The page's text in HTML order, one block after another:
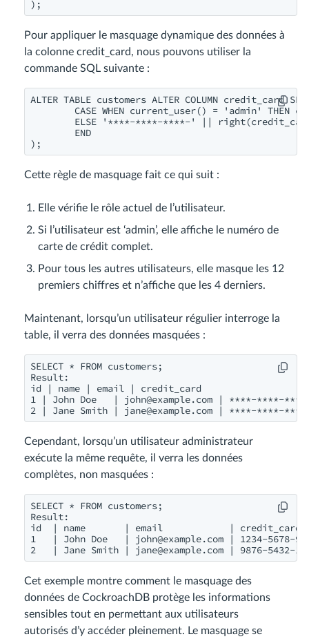
Pour appliquer le masquage dynamique des données à
la colonne credit_card, nous pouvons utiliser la
commande SQL suivante :
ALTER TABLE customers ALTER COLUMN credit_card SET
CASE WHEN current_user() = 'admin' THEN
ELSE '****-****-****-' ||
        END
Cette règle de masquage fait ce qui suit :
Elle vérifie le rôle actuel de l’utilisateur.
Si l’utilisateur est ‘admin’, elle affiche le numéro de
carte de crédit complet.
Pour tous les autres utilisateurs, elle masque les 12
premiers chiffres et n’affiche que les 4 derniers.
Maintenant, lorsqu’un utilisateur régulier interroge la
table, il verra des données masquées :
SELECT * FROM customers;
Result:
id | name | email | credit_card
1 | John Doe   | john@example.com | ****-****-****-
2 | Jane Smith | jane@example.com
Cependant, lorsqu’un utilisateur administrateur
exécute la même requête, il verra les données
complètes, non masquées :
SELECT * FROM customers;
Result:
id  | name       | email            | credit_card
1   | John Doe   | john@example.com | 1234-5678-
2   | Jane Smith | jane@example.com
Cet exemple montre comment le masquage des
données de CockroachDB protège les informations
sensibles tout en permettant aux utilisateurs
autorisés d’y accéder pleinement. Le masquage se